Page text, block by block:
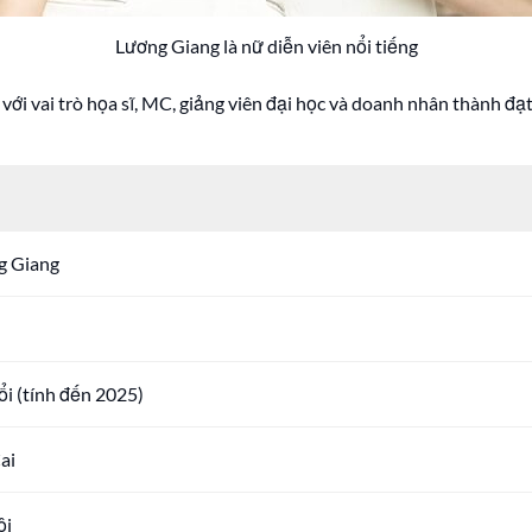
Lương Giang là nữ diễn viên nổi tiếng
vai trò họa sĩ, MC, giảng viên đại học và doanh nhân thành
Giang
(tính đến 2025)